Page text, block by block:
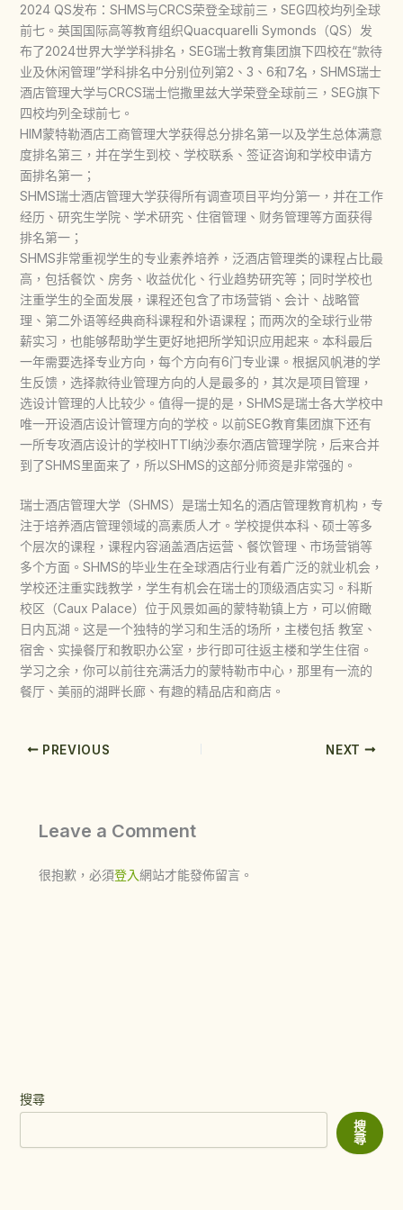
2024 QS发布：SHMS与CRCS荣登全球前三，SEG四校均列全球
前七。英国国际高等教育组织Quacquarelli Symonds（QS）发
布了2024世界大学学科排名，SEG瑞士教育集团旗下四校在“款待
业及休闲管理”学科排名中分别位列第2、3、6和7名，SHMS瑞士
酒店管理大学与CRCS瑞士恺撒里兹大学荣登全球前三，SEG旗下
四校均列全球前七。
HIM蒙特勒酒店工商管理大学获得总分排名第一以及学生总体满意
度排名第三，并在学生到校、学校联系、签证咨询和学校申请方
面排名第一；
SHMS瑞士酒店管理大学获得所有调查项目平均分第一，并在工作
经历、研究生学院、学术研究、住宿管理、财务管理等方面获得
排名第一；
SHMS非常重视学生的专业素养培养，泛酒店管理类的课程占比最
高，包括餐饮、房务、收益优化、行业趋势研究等；同时学校也
注重学生的全面发展，课程还包含了市场营销、会计、战略管
理、第二外语等经典商科课程和外语课程；而两次的全球行业带
薪实习，也能够帮助学生更好地把所学知识应用起来。本科最后
一年需要选择专业方向，每个方向有6门专业课。根据风帆港的学
生反馈，选择款待业管理方向的人是最多的，其次是项目管理，
选设计管理的人比较少。值得一提的是，SHMS是瑞士各大学校中
唯一开设酒店设计管理方向的学校。以前SEG教育集团旗下还有
一所专攻酒店设计的学校IHTTI纳沙泰尔酒店管理学院，后来合并
到了SHMS里面来了，所以SHMS的这部分师资是非常强的。
瑞士酒店管理大学（SHMS）是瑞士知名的酒店管理教育机构，专
注于培养酒店管理领域的高素质人才。学校提供本科、硕士等多
个层次的课程，课程内容涵盖酒店运营、餐饮管理、市场营销等
多个方面。SHMS的毕业生在全球酒店行业有着广泛的就业机会，
学校还注重实践教学，学生有机会在瑞士的顶级酒店实习。科斯
校区（Caux Palace）位于风景如画的蒙特勒镇上方，可以俯瞰
日内瓦湖。这是一个独特的学习和生活的场所，主楼包括 教室、
宿舍、实操餐厅和教职办公室，步行即可往返主楼和学生住宿。
学习之余，你可以前往充满活力的蒙特勒市中心，那里有一流的
餐厅、美丽的湖畔长廊、有趣的精品店和商店。
PREVIOUS NEXT
Leave a Comment
很抱歉，必須登入網站才能發佈留言。
搜尋
搜
尋